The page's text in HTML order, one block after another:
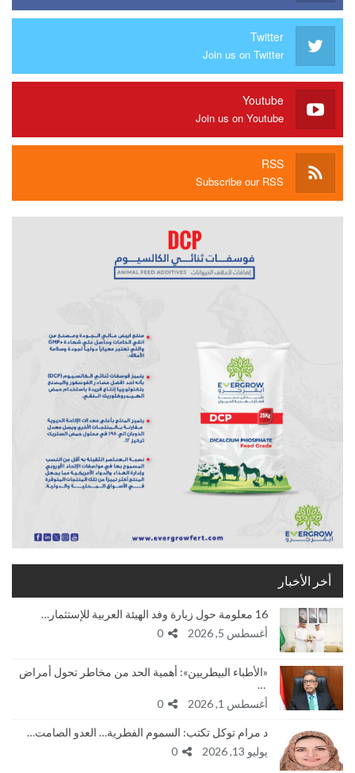
Twitter
Join us on Twitter
Youtube
Join us on Youtube
RSS
Subscribe our RSS
أخر الأخبار
16 معلومة حول زيارة وفد الهيئة العربية للإستثمار…
أغسطس 5, 2026
«الأطباء البيطريين»: أهمية الحد من مخاطر تحول أمراض
…
أغسطس 1, 2026
د مرام توكل تكتب: السموم الفطرية… العدو الصامت…
يوليو 13, 2026